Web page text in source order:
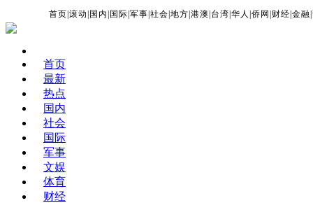
首页 |滚动 国内 国际 |军事 |社会 |地方 |港澳 台湾 |华人 |侨网 财经 |金融 |
首页
最新
热点
国内
社会
国际
军事
文娱
体育
财经